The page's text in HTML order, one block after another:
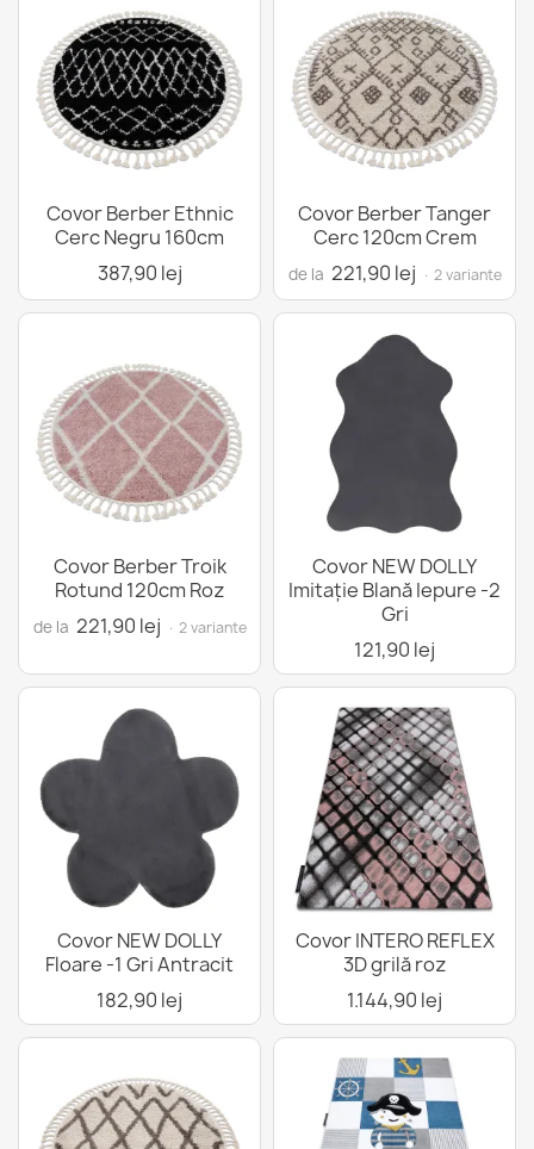
Covor Berber Ethnic
Cerc Negru 160cm
387,90 lej
Covor Berber Tanger
Cerc 120cm Crem
de la 221,90 lej · 2 variante
Covor Berber Troik
Rotund 120cm Roz
de la 221,90 lej · 2 variante
Covor NEW DOLLY
Imitație Blană Iepure -2
Gri
121,90 lej
Covor NEW DOLLY
Floare -1 Gri Antracit
182,90 lej
Covor INTERO REFLEX
3D grilă roz
1.144,90 lej